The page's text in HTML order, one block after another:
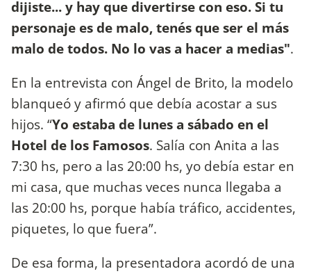
dijiste... y hay que divertirse con eso. Si tu
personaje es de malo, tenés que ser el más
malo de todos. No lo vas a hacer a medias".
En la entrevista con Ángel de Brito, la modelo
blanqueó y afirmó que debía acostar a sus
hijos. “Yo estaba de lunes a sábado en el
Hotel de los Famosos. Salía con Anita a las
7:30 hs, pero a las 20:00 hs, yo debía estar en
mi casa, que muchas veces nunca llegaba a
las 20:00 hs, porque había tráfico, accidentes,
piquetes, lo que fuera”.
De esa forma, la presentadora acordó de una